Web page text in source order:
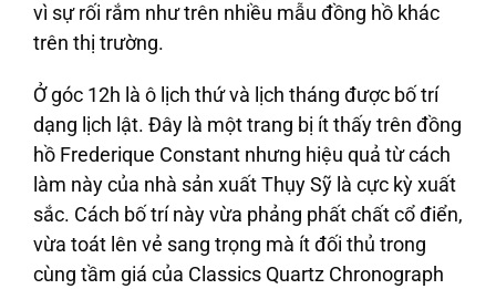
vì sự rối rắm như trên nhiều mẫu đồng hồ khác
trên thị trường.
Ở góc 12h là ô lịch thứ và lịch tháng được bố trí
dạng lịch lật. Đây là một trang bị ít thấy trên đồng
hồ Frederique Constant nhưng hiệu quả từ cách
làm này của nhà sản xuất Thụy Sỹ là cực kỳ xuất
sắc. Cách bố trí này vừa phảng phất chất cổ điển,
vừa toát lên vẻ sang trọng mà ít đối thủ trong
cùng tầm giá của Classics Quartz Chronograph